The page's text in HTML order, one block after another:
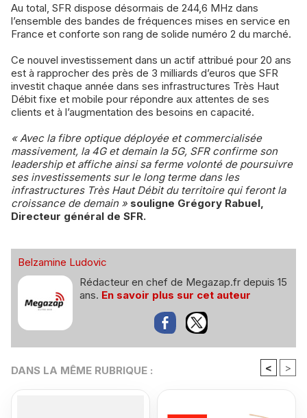
Au total, SFR dispose désormais de 244,6 MHz dans
l’ensemble des bandes de fréquences mises en service en
France et conforte son rang de solide numéro 2 du marché.
Ce nouvel investissement dans un actif attribué pour 20 ans
est à rapprocher des près de 3 milliards d’euros que SFR
investit chaque année dans ses infrastructures Très Haut
Débit fixe et mobile pour répondre aux attentes de ses
clients et à l’augmentation des besoins en capacité.
« Avec la fibre optique déployée et commercialisée
massivement, la 4G et demain la 5G, SFR confirme son
leadership et affiche ainsi sa ferme volonté de poursuivre
ses investissements sur le long terme dans les
infrastructures Très Haut Débit du territoire qui feront la
croissance de demain » souligne Grégory Rabuel,
Directeur général de SFR.
Belzamine Ludovic
Rédacteur en chef de Megazap.fr depuis 15
ans. En savoir plus sur cet auteur
DANS LA MÊME RUBRIQUE : < >